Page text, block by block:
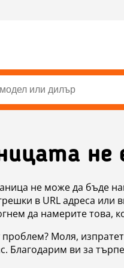
не
не може да бъде
в URL адреса или
да намерите това,
проблем? Моля,
Благодарим ви за